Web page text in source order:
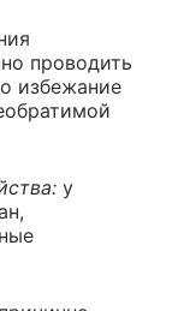
проводить
избежание
у